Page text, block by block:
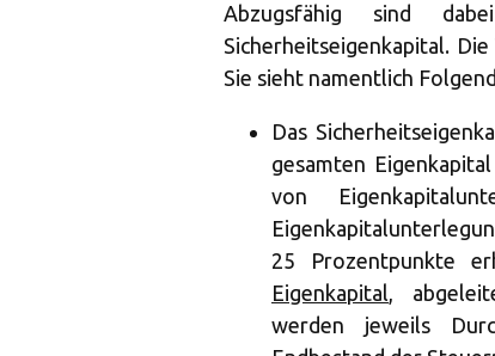
Abzugsfähig sind
Sicherheitseigenkapital.
Sie sieht namentlich
Das
gesamten
von
25 Prozentpunkte
Eigenkapital,
werden jeweils